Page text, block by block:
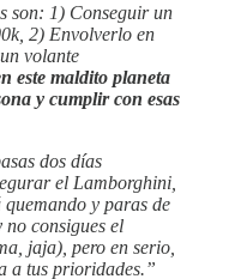
son: 1) Conseguir un
2) Envolverlo en
volante
este maldito planeta
y cumplir con esas
dos días
el Lamborghini,
quemando y paras de
consigues el
jaja), pero en serio,
a tus prioridades.”